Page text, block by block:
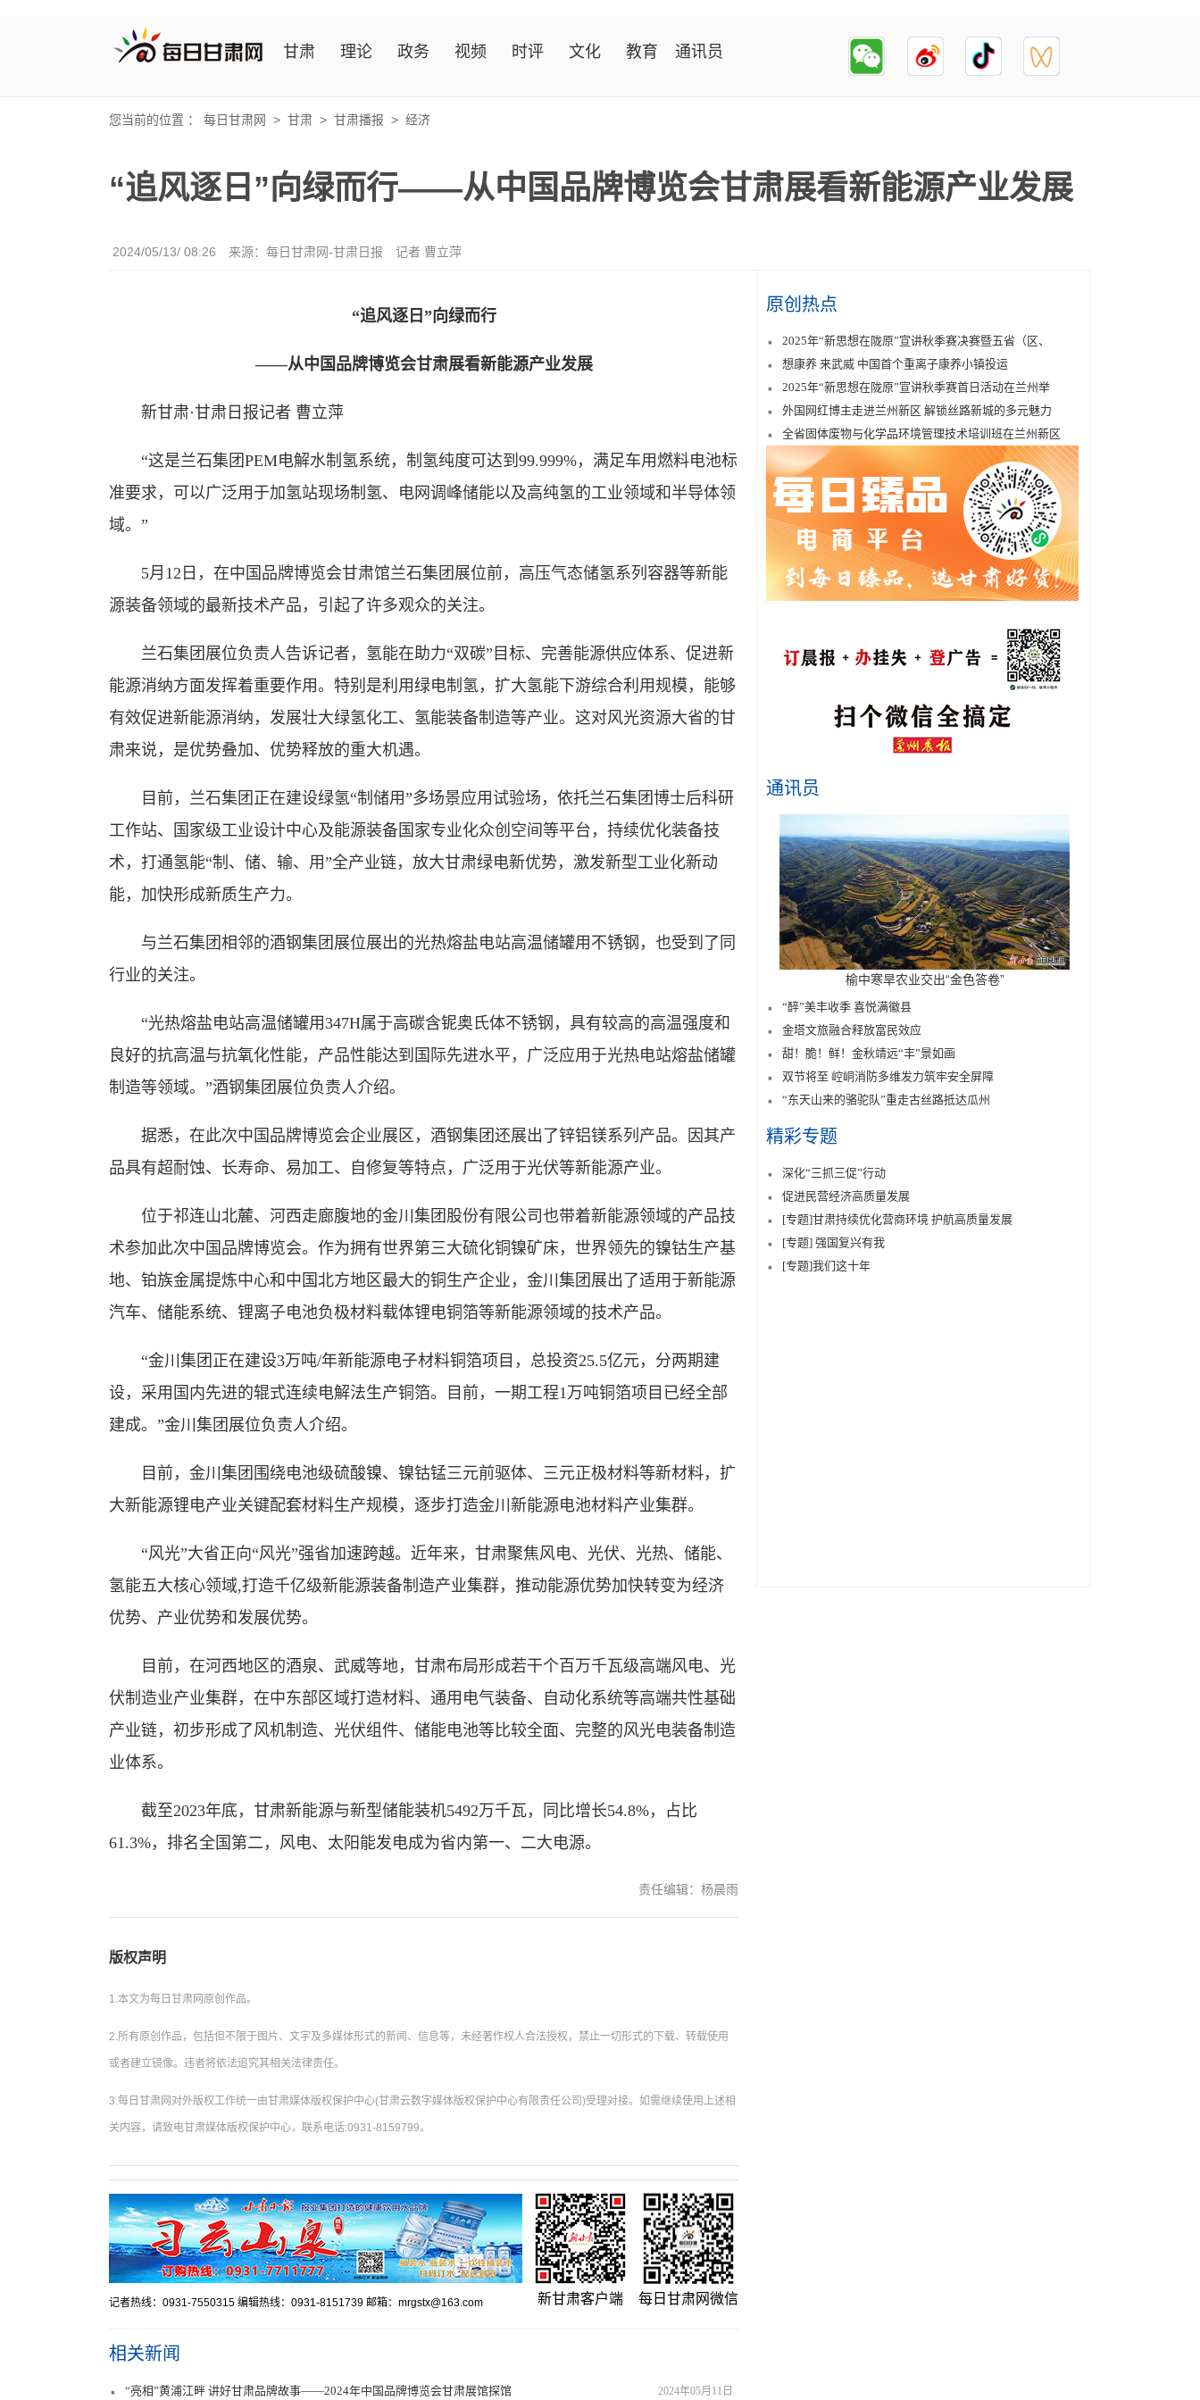
甘肃 理论 政务 视频 时评 文化 教育 通讯员
您当前的位置 ： 每日甘肃网 > 甘肃 > 甘肃播报 > 经济
“追风逐日”向绿而行——从中国品牌博览会甘肃展看新能源产业发展
2024/05/13/ 08:26 来源：每日甘肃网-甘肃日报 记者 曹立萍
“追风逐日”向绿而行
——从中国品牌博览会甘肃展看新能源产业发展
新甘肃·甘肃日报记者 曹立萍
“这是兰石集团PEM电解水制氢系统，制氢纯度可达到99.999%，满足车用燃料电池标
准要求，可以广泛用于加氢站现场制氢、电网调峰储能以及高纯氢的工业领域和半导体领
域。”
5月12日，在中国品牌博览会甘肃馆兰石集团展位前，高压气态储氢系列容器等新能
源装备领域的最新技术产品，引起了许多观众的关注。
兰石集团展位负责人告诉记者，氢能在助力“双碳”目标、完善能源供应体系、促进新
能源消纳方面发挥着重要作用。特别是利用绿电制氢，扩大氢能下游综合利用规模，能够
有效促进新能源消纳，发展壮大绿氢化工、氢能装备制造等产业。这对风光资源大省的甘
肃来说，是优势叠加、优势释放的重大机遇。
目前，兰石集团正在建设绿氢“制储用”多场景应用试验场，依托兰石集团博士后科研
工作站、国家级工业设计中心及能源装备国家专业化众创空间等平台，持续优化装备技
术，打通氢能“制、储、输、用”全产业链，放大甘肃绿电新优势，激发新型工业化新动
能，加快形成新质生产力。
与兰石集团相邻的酒钢集团展位展出的光热熔盐电站高温储罐用不锈钢，也受到了同
行业的关注。
“光热熔盐电站高温储罐用347H属于高碳含铌奥氏体不锈钢，具有较高的高温强度和
良好的抗高温与抗氧化性能，产品性能达到国际先进水平，广泛应用于光热电站熔盐储罐
制造等领域。”酒钢集团展位负责人介绍。
据悉，在此次中国品牌博览会企业展区，酒钢集团还展出了锌铝镁系列产品。因其产
品具有超耐蚀、长寿命、易加工、自修复等特点，广泛用于光伏等新能源产业。
位于祁连山北麓、河西走廊腹地的金川集团股份有限公司也带着新能源领域的产品技
术参加此次中国品牌博览会。作为拥有世界第三大硫化铜镍矿床，世界领先的镍钴生产基
地、铂族金属提炼中心和中国北方地区最大的铜生产企业，金川集团展出了适用于新能源
汽车、储能系统、锂离子电池负极材料载体锂电铜箔等新能源领域的技术产品。
“金川集团正在建设3万吨/年新能源电子材料铜箔项目，总投资25.5亿元，分两期建
设，采用国内先进的辊式连续电解法生产铜箔。目前，一期工程1万吨铜箔项目已经全部
建成。”金川集团展位负责人介绍。
目前，金川集团围绕电池级硫酸镍、镍钴锰三元前驱体、三元正极材料等新材料，扩
大新能源锂电产业关键配套材料生产规模，逐步打造金川新能源电池材料产业集群。
“风光”大省正向“风光”强省加速跨越。近年来，甘肃聚焦风电、光伏、光热、储能、
氢能五大核心领域,打造千亿级新能源装备制造产业集群，推动能源优势加快转变为经济
优势、产业优势和发展优势。
目前，在河西地区的酒泉、武威等地，甘肃布局形成若干个百万千瓦级高端风电、光
伏制造业产业集群，在中东部区域打造材料、通用电气装备、自动化系统等高端共性基础
产业链，初步形成了风机制造、光伏组件、储能电池等比较全面、完整的风光电装备制造
业体系。
截至2023年底，甘肃新能源与新型储能装机5492万千瓦，同比增长54.8%，占比
61.3%，排名全国第二，风电、太阳能发电成为省内第一、二大电源。
责任编辑：杨晨雨
版权声明
1.本文为每日甘肃网原创作品。
2.所有原创作品，包括但不限于图片、文字及多媒体形式的新闻、信息等，未经著作权人合法授权，禁止一切形式的下载、转载使用
或者建立镜像。违者将依法追究其相关法律责任。
3.每日甘肃网对外版权工作统一由甘肃媒体版权保护中心(甘肃云数字媒体版权保护中心有限责任公司)受理对接。如需继续使用上述相
关内容，请致电甘肃媒体版权保护中心，联系电话:0931-8159799。
记者热线：0931-7550315 编辑热线：0931-8151739 邮箱：mrgstx@163.com 新甘肃客户端 每日甘肃网微信
相关新闻
2024年05月11日
“亮相”黄浦江畔 讲好甘肃品牌故事——2024年中国品牌博览会甘肃展馆探馆
原创热点
2025年“新思想在陇原”宣讲秋季赛决赛暨五省（区、
想康养 来武威 中国首个重离子康养小镇投运
2025年“新思想在陇原”宣讲秋季赛首日活动在兰州举
外国网红博主走进兰州新区 解锁丝路新城的多元魅力
全省固体废物与化学品环境管理技术培训班在兰州新区
通讯员
榆中寒旱农业交出“金色答卷”
“醉”美丰收季 喜悦满徽县
金塔文旅融合释放富民效应
甜！脆！鲜！金秋靖远“丰”景如画
双节将至 崆峒消防多维发力筑牢安全屏障
“东天山来的骆驼队”重走古丝路抵达瓜州
精彩专题
深化“三抓三促”行动
促进民营经济高质量发展
[专题]甘肃持续优化营商环境 护航高质量发展
[专题] 强国复兴有我
[专题]我们这十年